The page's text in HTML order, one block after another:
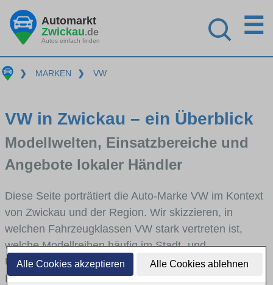
Alle Cookies akzeptieren Alle Cookies ablehnen
Automarkt
Zwickau.de
Autos einfach finden
☰
❯ MARKEN ❯ VW
VW in Zwickau – ein Überblick
Modellwelten, Einsatzbereiche und
Angebote lokaler Händler
Diese Seite porträtiert die Auto-Marke VW im Kontext
von Zwickau und der Region. Wir skizzieren, in
welchen Fahrzeugklassen VW stark vertreten ist,
welche Modellreihen häufig im Stadt- und
Umlandverkehr zu sehen sind und für welche
Fahrertypen die Marke interessant ist. Viele